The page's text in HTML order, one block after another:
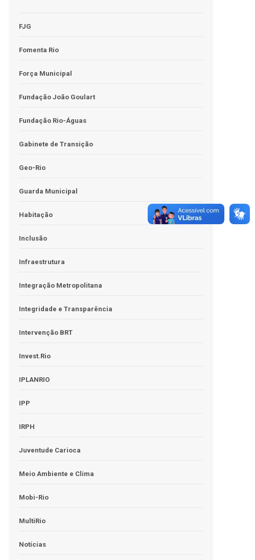
FJG
Fomenta Rio
Força Municipal
Fundação João Goulart
Fundação Rio-Águas
Gabinete de Transição
Geo-Rio
Guarda Municipal
Habitação
Inclusão
Infraestrutura
Integração Metropolitana
Integridade e Transparência
Intervenção BRT
Invest.Rio
IPLANRIO
IPP
IRPH
Juventude Carioca
Meio Ambiente e Clima
Mobi-Rio
MultiRio
Notícias